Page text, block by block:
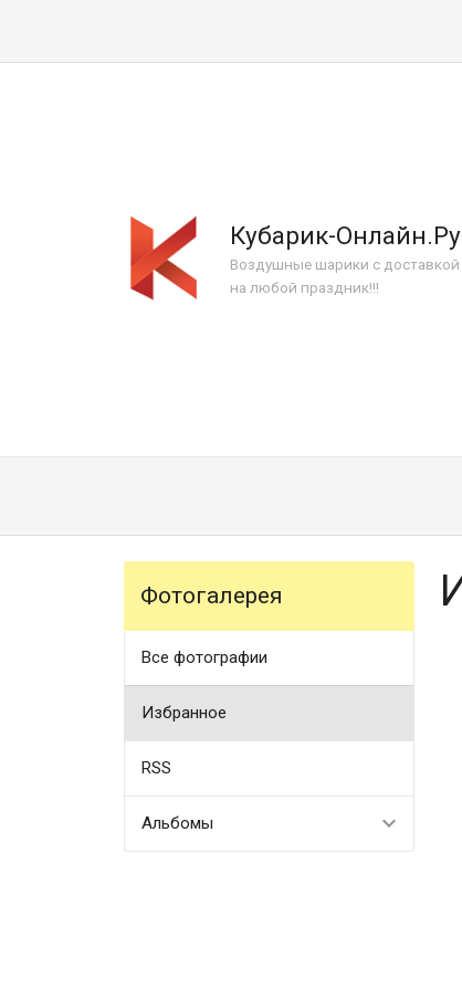
Кубарик-Онлайн.Ру
Воздушные шарики с доставкой
на любой праздник!!!
Фотогалерея
Все фотографии
Избранное
RSS
Альбомы